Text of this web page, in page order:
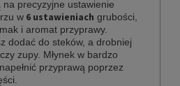
na precyzyjne ustawienie
w 6 ustawieniach grubości,
i aromat przyprawy.
dodać do steków, a drobniej
zupy. Młynek w bardzo
przyprawą poprzez